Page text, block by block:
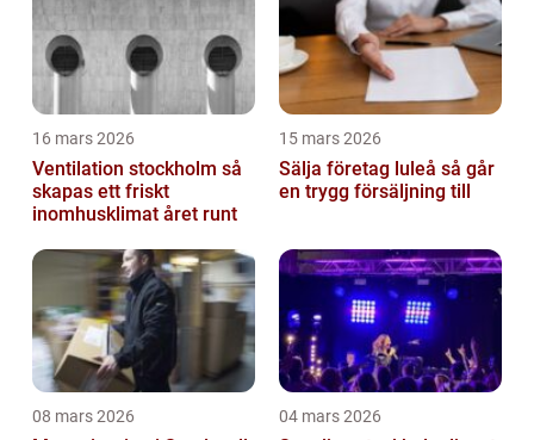
16 mars 2026
Ventilation stockholm så
skapas ett friskt
inomhusklimat året runt
15 mars 2026
Sälja företag luleå så går
en trygg försäljning till
08 mars 2026 04 mars 2026